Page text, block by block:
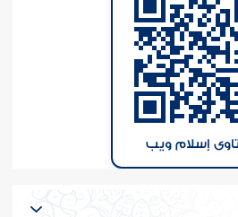
إسلام ويب